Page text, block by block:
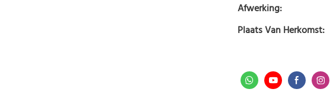
Afwerking:
Plaats Van Herkomst: